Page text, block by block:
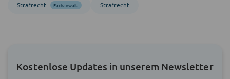
Strafrecht Fachanwalt Strafrecht
Kostenlose Updates in unserem Newsletter